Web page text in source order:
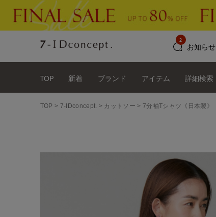
お知らせ
2
TOP 新着 ブランド アイテム 詳細検索
TOP 7-IDconcept. カットソー 7分袖Tシャツ《日本製》